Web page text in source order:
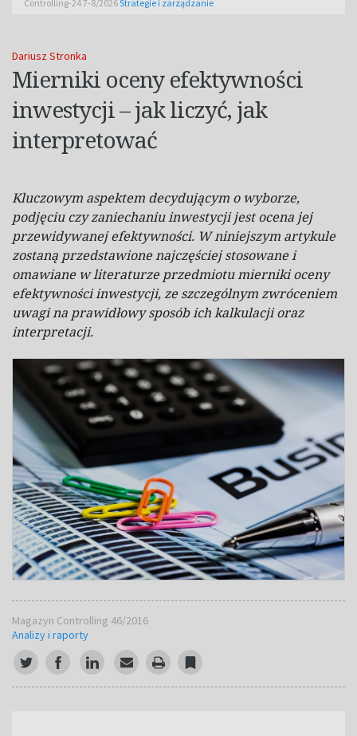
Dariusz Stronka
Mierniki oceny efektywności
inwestycji – jak liczyć, jak
interpretować
Kluczowym aspektem decydującym o wyborze,
podjęciu czy zaniechaniu inwestycji jest ocena jej
przewidywanej efektywności. W niniejszym artykule
zostaną przedstawione najczęściej stosowane i
omawiane w literaturze przedmiotu mierniki oceny
efektywności inwestycji, ze szczególnym zwróceniem
uwagi na prawidłowy sposób ich kalkulacji oraz
interpretacji.
Magazyn Controlling 46/2016
Analizy i raporty
Controlling-24 7-8/2026Strategie i zarządzanie